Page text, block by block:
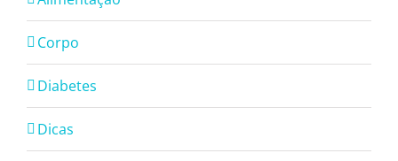
Corpo
Diabetes
Dicas